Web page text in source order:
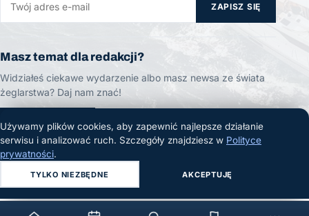
ZAPISZ SIĘ
Masz temat dla redakcji?
Widziałeś ciekawe wydarzenie albo masz newsa ze świata
żeglarstwa? Daj nam znać!
ZGŁOŚ TEMAT
© 2026 Żeglarski.info. Wszelkie prawa zastrzeżone.
Używamy plików cookies, aby zapewnić najlepsze działanie
serwisu i analizować ruch. Szczegóły znajdziesz w Polityce
prywatności.
TYLKO NIEZBĘDNE AKCEPTUJĘ